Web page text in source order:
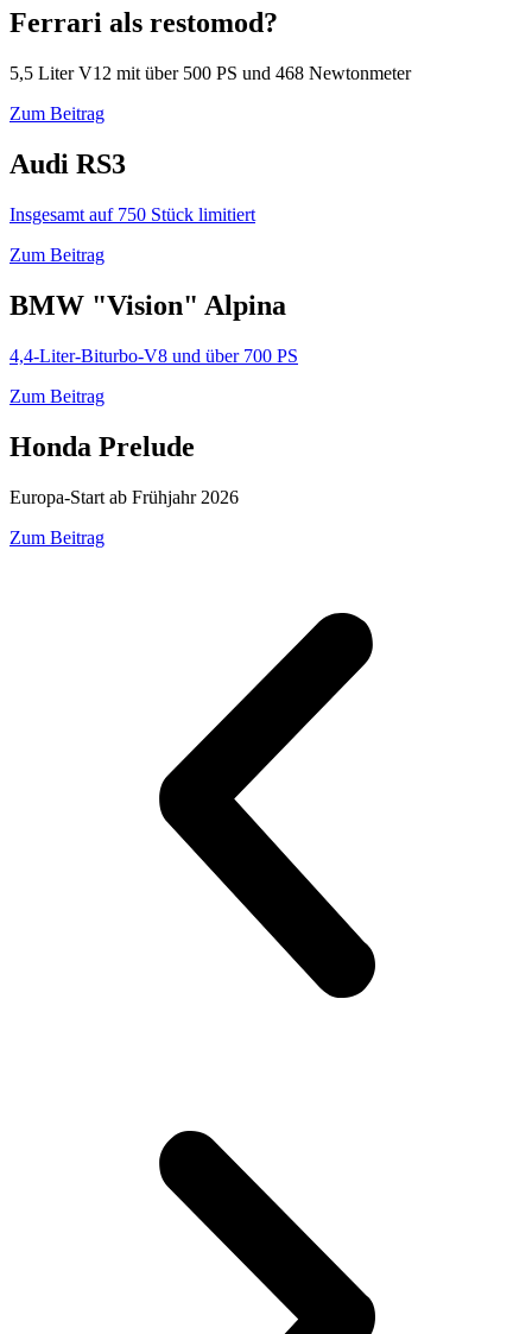
Ferrari als restomod?
5,5 Liter V12 mit über 500 PS und 468 Newtonmeter
Zum Beitrag
Audi RS3
Insgesamt auf 750 Stück limitiert
Zum Beitrag
BMW "Vision" Alpina
4,4-Liter-Biturbo-V8 und über 700 PS
Zum Beitrag
Honda Prelude
Europa-Start ab Frühjahr 2026
Zum Beitrag